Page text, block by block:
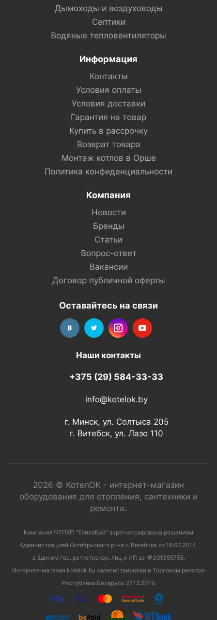
Дымоходы и воздуховоды
Септики
Водяные тепловентиляторы
Информация
Контакты
Условия оплаты
Условия доставки
Гарантия на товар
Купить в рассрочку
Возврат товара
Монтаж котлов в Орше
Политика конфиденциальности
Компания
Новости
Бренды
Статьи
Вопрос-ответ
Вакансии
Договор публичной оферты
Оставайтесь на связи
Наши контакты
+375 (29) 584-33-33
info@kotelok.by
г. Минск, ул. Солтыса 205
г. Витебск, ул. Лазо 110
2026 © КотелОК - интернет-магазин
оборудования для отопления, сантехники и
ремонта.
Компания ЧТПУП "ТеплоБай" зарегистрирована решением
Администрацией Октябрьского р-на г. Витебска от 18.07.2014,
в Едином гос. регистре юр. лиц и ИП за №391395755.
Интернет-магазин kotelok.by зарегистрирован в Торговом реестре
Республики Беларусь 27.12.2019.